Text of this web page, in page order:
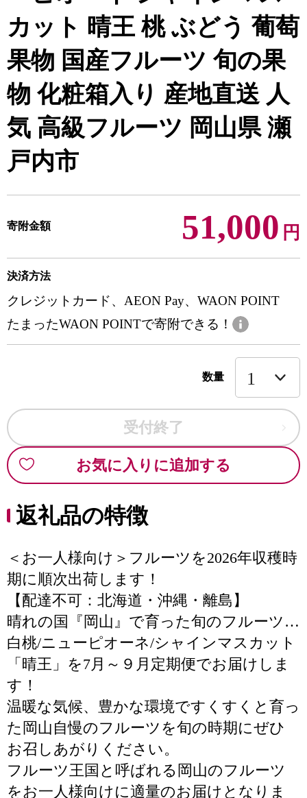
カット 晴王 桃 ぶどう 葡萄
果物 国産フルーツ 旬の果
物 化粧箱入り 産地直送 人
気 高級フルーツ 岡山県 瀬
戸内市
寄附金額 51,000 円
決済方法
クレジットカード、AEON Pay、WAON POINT
たまったWAON POINTで寄附できる！
数量
受付終了
お気に入りに追加する
返礼品の特徴
＜お一人様向け＞フルーツを2026年収穫時
期に順次出荷します！
【配達不可：北海道・沖縄・離島】
晴れの国『岡山』で育った旬のフルーツ…
白桃/ニューピオーネ/シャインマスカット
「晴王」を7月～９月定期便でお届けしま
す！
温暖な気候、豊かな環境ですくすくと育っ
た岡山自慢のフルーツを旬の時期にぜひ
お召しあがりください。
フルーツ王国と呼ばれる岡山のフルーツ
をお一人様向けに適量のお届けとなりま